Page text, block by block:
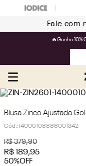
Fale com
🔥Ganhe 10%
Blusa Zinco Ajustada
Cód.:14000108886001342
R$ 379,90
R$ 189,95
50%OFF